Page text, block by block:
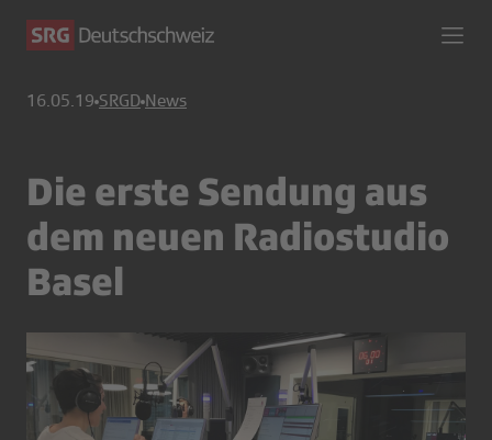
16.05.19 SRGD News
Die erste Sendung aus
dem neuen Radiostudio
Basel